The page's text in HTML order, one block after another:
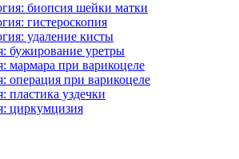
биопсия шейки матки
гистероскопия
удаление кисты
бужирование уретры
мармара при варикоцеле
операция при варикоцеле
пластика уздечки
циркумцизия